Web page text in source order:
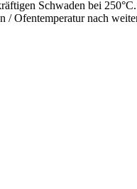
Schwaden bei 250°C.
/ Ofentemperatur nach